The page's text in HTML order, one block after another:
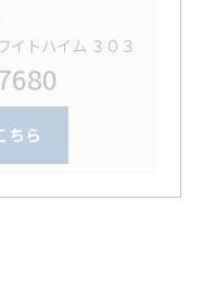
イトハイム ３０３
ちら